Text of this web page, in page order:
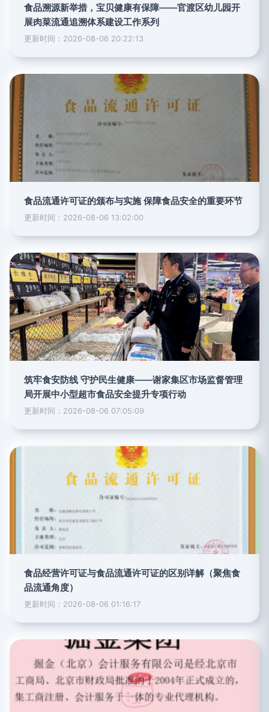
食品溯源新举措，宝贝健康有保障——官渡区幼儿园开
展肉菜流通追溯体系建设工作系列
更新时间：2026-08-06 20:22:13
食品流通许可证的颁布与实施 保障食品安全的重要环节
更新时间：2026-08-06 13:02:00
筑牢食安防线 守护民生健康——谢家集区市场监督管理
局开展中小型超市食品安全提升专项行动
更新时间：2026-08-06 07:05:09
食品经营许可证与食品流通许可证的区别详解（聚焦食
品流通角度）
更新时间：2026-08-06 01:16:17